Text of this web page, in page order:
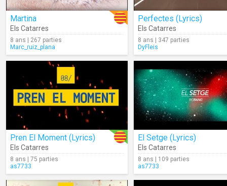
Martina
Els Catarres
8 ans | 267 parties
Marc_ruiz_plana
Perfectes (Lyrics)
Els Catarres
8 ans | 347 parties
DyFleis
Pren El Moment (Lyrics)
Els Catarres
8 ans | 75 parties
as7733
El Setge (Lyrics)
Els Catarres
8 ans | 109 parties
as7733